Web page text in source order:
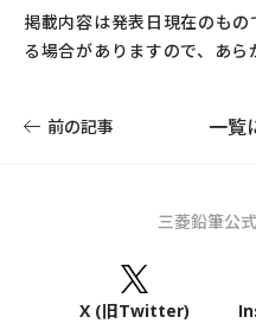
掲載内容は発表日現在のも
る場合がありますので、あら
前の記事 一覧
三菱鉛筆公
X (旧Twitter)